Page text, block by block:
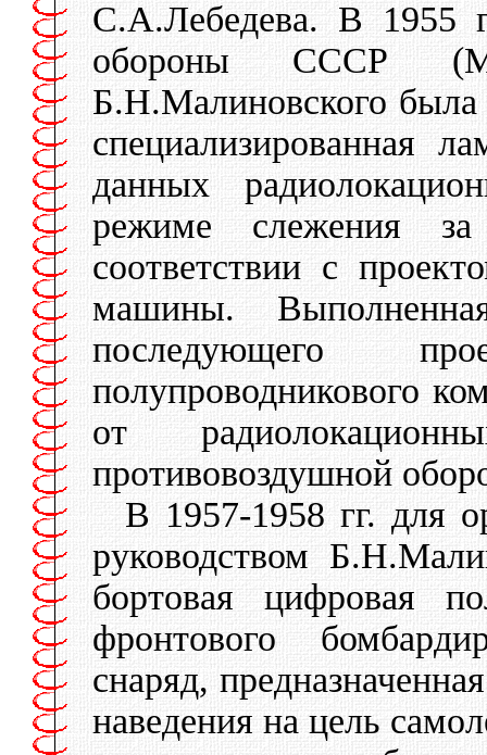
С.А.Лебедева. В 1955
обороны СССР
Б.Н.Малиновского
специализированная
данных
режиме слежения
соответствии с
машины.
последующего
полупроводникового
от
противовоздушной
В 1957-1958 гг. для
руководством
бортовая цифровая
фронтового
снаряд,
наведения на цель